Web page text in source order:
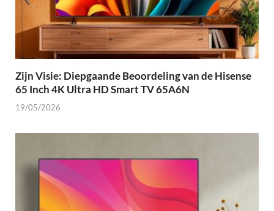
Zijn Visie: Diepgaande Beoordeling van de Hisense
65 Inch 4K Ultra HD Smart TV 65A6N
19/05/2026